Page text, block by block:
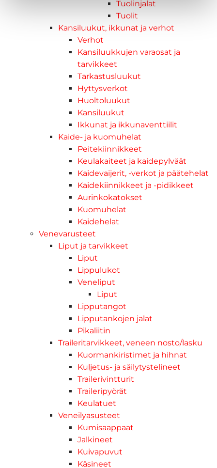
Tuolinjalat
Tuolit
Kansiluukut, ikkunat ja verhot
Verhot
Kansiluukkujen varaosat ja
tarvikkeet
Tarkastusluukut
Hyttysverkot
Huoltoluukut
Kansiluukut
Ikkunat ja ikkunaventtiilit
Kaide- ja kuomuhelat
Peitekiinnikkeet
Keulakaiteet ja kaidepylväät
Kaidevaijerit, -verkot ja päätehelat
Kaidekiinnikkeet ja -pidikkeet
Aurinkokatokset
Kuomuhelat
Kaidehelat
Venevarusteet
Liput ja tarvikkeet
Liput
Lippulukot
Veneliput
Liput
Lipputangot
Lipputankojen jalat
Pikaliitin
Traileritarvikkeet, veneen nosto/lasku
Kuormankiristimet ja hihnat
Kuljetus- ja säilytystelineet
Trailerivintturit
Traileripyörät
Keulatuet
Veneilyasusteet
Kumisaappaat
Jalkineet
Kuivapuvut
Käsineet